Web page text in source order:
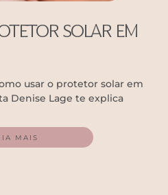
SOLAR EM
usar o protetor solar em
Denise Lage te explica
MAIS